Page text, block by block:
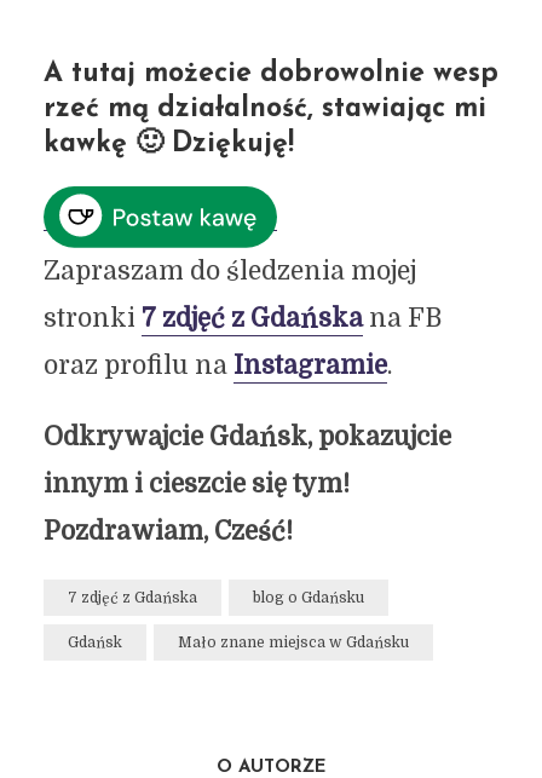
A tutaj możecie dobrowolnie wesp
rzeć mą działalność, stawiając mi
kawkę 🙂 Dziękuję!
Zapraszam do śledzenia mojej
stronki 7 zdjęć z Gdańskana FB
oraz profilu na Instagramie.
Odkrywajcie Gdańsk, pokazujcie
innym i cieszcie się tym!
Pozdrawiam, Cześć!
7 zdjęć z Gdańska blog o Gdańsku
Gdańsk Mało znane miejsca w Gdańsku
O AUTORZE